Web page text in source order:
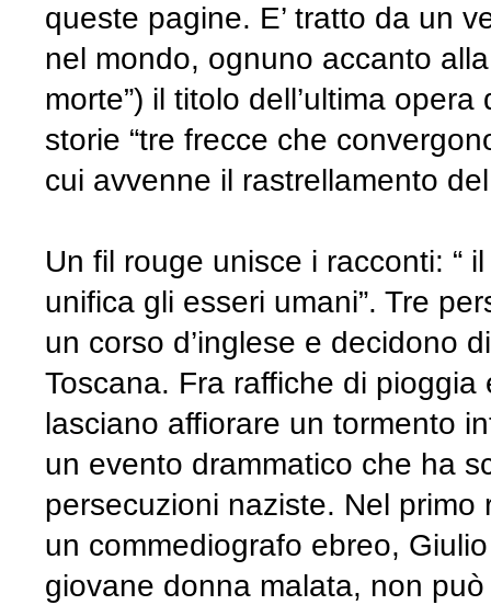
queste pagine. E’ tratto da un
nel mondo, ognuno accanto
morte”) il titolo dell’ultima
storie “tre frecce che
cui avvenne il rastrellamento
Un fil rouge unisce i racconti: “
unifica gli esseri umani”. Tre
un corso d’inglese e decidono
Toscana. Fra raffiche di
lasciano affiorare un tormento
un evento drammatico che ha
persecuzioni naziste. Nel primo
un commediografo ebreo,
giovane donna malata, non